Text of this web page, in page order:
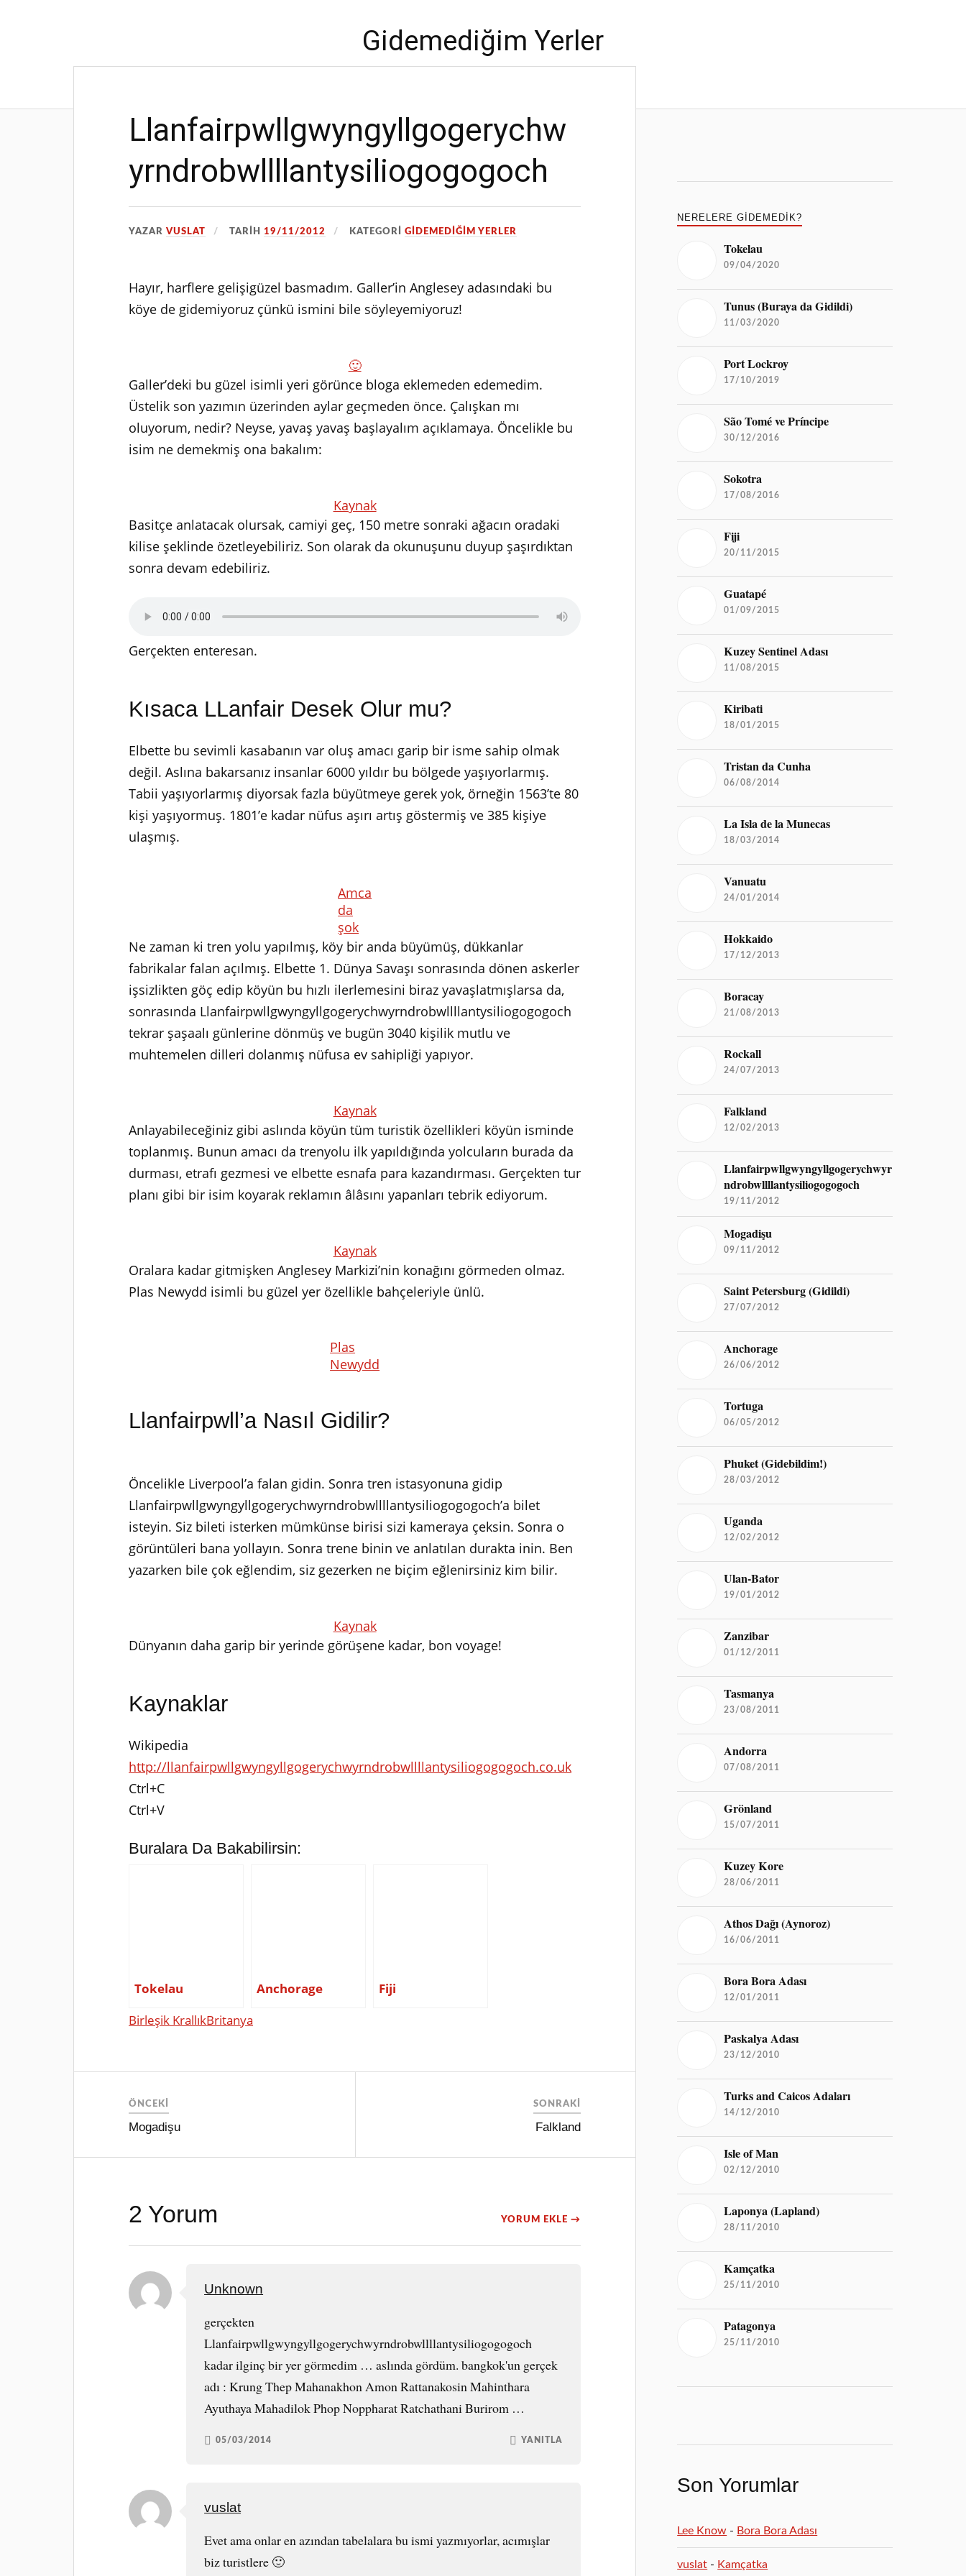
Gidemediğim Yerler
Llanfairpwllgwyngyllgogerychw
yrndrobwllllantysiliogogogoch
YAZARVUSLAT TARIH19/11/2012 KATEGORIGIDEMEDIĞIM YERLER
Hayır, harflere gelişigüzel basmadım. Galler’in Anglesey adasındaki bu
köye de gidemiyoruz çünkü ismini bile söyleyemiyoruz!
🙂
Galler’deki bu güzel isimli yeri görünce bloga eklemeden edemedim.
Üstelik son yazımın üzerinden aylar geçmeden önce. Çalışkan mı
oluyorum, nedir? Neyse, yavaş yavaş başlayalım açıklamaya. Öncelikle bu
isim ne demekmiş ona bakalım:
Kaynak
Basitçe anlatacak olursak, camiyi geç, 150 metre sonraki ağacın oradaki
kilise şeklinde özetleyebiliriz. Son olarak da okunuşunu duyup şaşırdıktan
sonra devam edebiliriz.
Gerçekten enteresan.
Kısaca LLanfair Desek Olur mu?
Elbette bu sevimli kasabanın var oluş amacı garip bir isme sahip olmak
değil. Aslına bakarsanız insanlar 6000 yıldır bu bölgede yaşıyorlarmış.
Tabii yaşıyorlarmış diyorsak fazla büyütmeye gerek yok, örneğin 1563’te 80
kişi yaşıyormuş. 1801’e kadar nüfus aşırı artış göstermiş ve 385 kişiye
ulaşmış.
Amca
da
şok
Ne zaman ki tren yolu yapılmış, köy bir anda büyümüş, dükkanlar
fabrikalar falan açılmış. Elbette 1. Dünya Savaşı sonrasında dönen askerler
işsizlikten göç edip köyün bu hızlı ilerlemesini biraz yavaşlatmışlarsa da,
sonrasında Llanfairpwllgwyngyllgogerychwyrndrobwllllantysiliogogogoch
tekrar şaşaalı günlerine dönmüş ve bugün 3040 kişilik mutlu ve
muhtemelen dilleri dolanmış nüfusa ev sahipliği yapıyor.
Kaynak
Anlayabileceğiniz gibi aslında köyün tüm turistik özellikleri köyün isminde
toplanmış. Bunun amacı da trenyolu ilk yapıldığında yolcuların burada da
durması, etrafı gezmesi ve elbette esnafa para kazandırması. Gerçekten tur
planı gibi bir isim koyarak reklamın âlâsını yapanları tebrik ediyorum.
Kaynak
Oralara kadar gitmişken Anglesey Markizi’nin konağını görmeden olmaz.
Plas Newydd isimli bu güzel yer özellikle bahçeleriyle ünlü.
Plas
Newydd
Llanfairpwll’a Nasıl Gidilir?
Öncelikle Liverpool’a falan gidin. Sonra tren istasyonuna gidip
Llanfairpwllgwyngyllgogerychwyrndrobwllllantysiliogogogoch’a bilet
isteyin. Siz bileti isterken mümkünse birisi sizi kameraya çeksin. Sonra o
görüntüleri bana yollayın. Sonra trene binin ve anlatılan durakta inin. Ben
yazarken bile çok eğlendim, siz gezerken ne biçim eğlenirsiniz kim bilir.
Kaynak
Dünyanın daha garip bir yerinde görüşene kadar, bon voyage!
Kaynaklar
Wikipedia
http://llanfairpwllgwyngyllgogerychwyrndrobwllllantysiliogogogoch.co.uk
Ctrl+C
Ctrl+V
Buralara Da Bakabilirsin:
Tokelau Anchorage
Fiji
Birleşik KrallıkBritanya
ÖNCEKI
Mogadişu
SONRAKI
Falkland
2 Yorum YORUM EKLE →
Unknown
gerçekten
Llanfairpwllgwyngyllgogerychwyrndrobwllllantysiliogogogoch
kadar ilginç bir yer görmedim … aslında gördüm. bangkok'un gerçek
adı : Krung Thep Mahanakhon Amon Rattanakosin Mahinthara
Ayuthaya Mahadilok Phop Noppharat Ratchathani Burirom …
05/03/2014 YANITLA
vuslat
Evet ama onlar en azından tabelalara bu ismi yazmıyorlar, acımışlar
biz turistlere 🙂
NERELERE GIDEMEDIK?
Tokelau
09/04/2020
Tunus (Buraya da Gidildi)
11/03/2020
Port Lockroy
17/10/2019
São Tomé ve Príncipe
30/12/2016
Sokotra
17/08/2016
Fiji
20/11/2015
Guatapé
01/09/2015
Kuzey Sentinel Adası
11/08/2015
Kiribati
18/01/2015
Tristan da Cunha
06/08/2014
La Isla de la Munecas
18/03/2014
Vanuatu
24/01/2014
Hokkaido
17/12/2013
Boracay
21/08/2013
Rockall
24/07/2013
Falkland
12/02/2013
Llanfairpwllgwyngyllgogerychwyr
ndrobwllllantysiliogogogoch
19/11/2012
Mogadişu
09/11/2012
Saint Petersburg (Gidildi)
27/07/2012
Anchorage
26/06/2012
Tortuga
06/05/2012
Phuket (Gidebildim!)
28/03/2012
Uganda
12/02/2012
Ulan-Bator
19/01/2012
Zanzibar
01/12/2011
Tasmanya
23/08/2011
Andorra
07/08/2011
Grönland
15/07/2011
Kuzey Kore
28/06/2011
Athos Dağı (Aynoroz)
16/06/2011
Bora Bora Adası
12/01/2011
Paskalya Adası
23/12/2010
Turks and Caicos Adaları
14/12/2010
Isle of Man
02/12/2010
Laponya (Lapland)
28/11/2010
Kamçatka
25/11/2010
Patagonya
25/11/2010
Son Yorumlar
Lee Know - Bora Bora Adası
vuslat - Kamçatka